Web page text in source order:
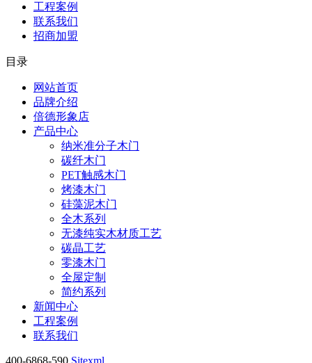
工程案例
联系我们
招商加盟
目录
网站首页
品牌介绍
倍德形象店
产品中心
纳米准分子木门
碳纤木门
PET触感木门
烤漆木门
硅藻泥木门
全木系列
无漆纯实木材质工艺
碳晶工艺
零漆木门
全屋定制
简约系列
新闻中心
工程案例
联系我们
400-6868-590 Sitexml